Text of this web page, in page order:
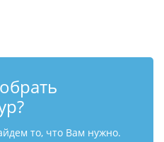
то, что Вам нужно.